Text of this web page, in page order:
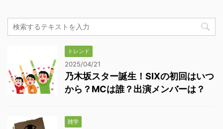
トレンド
2025/04/21
乃木坂スター誕生！SIXの初回はいつ
から？MCは誰？出演メンバーは？
雑学